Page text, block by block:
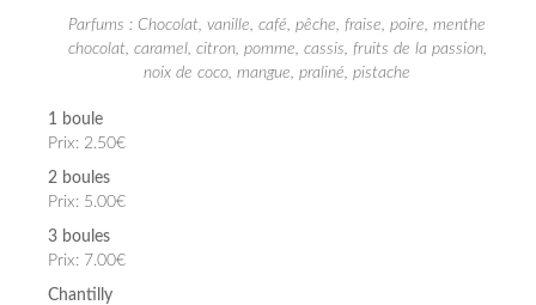
Parfums : Chocolat, vanille, café, pêche, fraise, poire, menthe
chocolat, caramel, citron, pomme, cassis, fruits de la passion,
noix de coco, mangue, praliné, pistache
1 boule
Prix: 2.50€
2 boules
Prix: 5.00€
3 boules
Prix: 7.00€
Chantilly